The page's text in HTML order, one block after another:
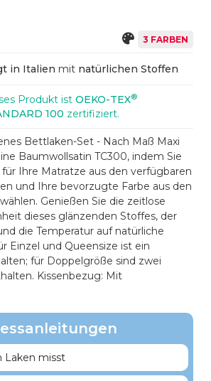
3 FARBEN
in Italien mit natürlichen Stoffen
Produkt ist OEKO-TEX®
100 zertifiziert.
Bettlaken-Set - Nach Maß Maxi
Baumwollsatin TC300, indem Sie
Ihre Matratze aus den verfügbaren
und Ihre bevorzugte Farbe aus den
Genießen Sie die zeitlose
dieses glänzenden Stoffes, der
die Temperatur auf natürliche
Einzel und Queensize ist ein
für Doppelgröße sind zwei
Kissenbezug: Mit
Laken misst